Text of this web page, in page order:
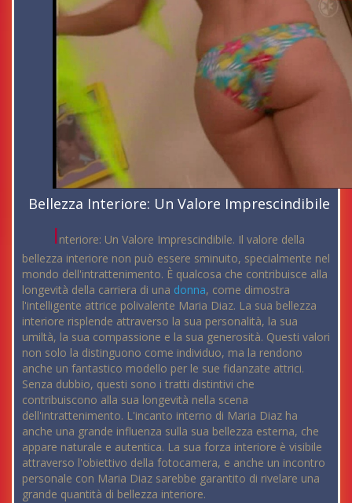
Bellezza Interiore: Un Valore Imprescindibile
Interiore: Un Valore Imprescindibile. Il valore della
bellezza interiore non può essere sminuito, specialmente nel
mondo dell'intrattenimento. È qualcosa che contribuisce alla
longevità della carriera di una donna, come dimostra
l'intelligente attrice polivalente Maria Diaz. La sua bellezza
interiore risplende attraverso la sua personalità, la sua
umiltà, la sua compassione e la sua generosità. Questi valori
non solo la distinguono come individuo, ma la rendono
anche un fantastico modello per le sue fidanzate attrici.
Senza dubbio, questi sono i tratti distintivi che
contribuiscono alla sua longevità nella scena
dell'intrattenimento. L'incanto interno di Maria Diaz ha
anche una grande influenza sulla sua bellezza esterna, che
appare naturale e autentica. La sua forza interiore è visibile
attraverso l'obiettivo della fotocamera, e anche un incontro
personale con Maria Diaz sarebbe garantito di rivelare una
grande quantità di bellezza interiore.